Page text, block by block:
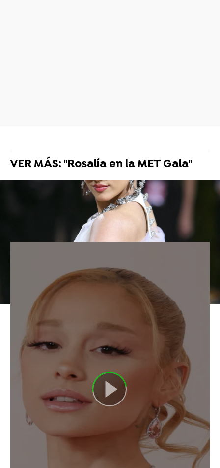
VER MÁS: "Rosalía en la MET Gala"
Ariana Grande explica por qué va
a desaparecer temporalmente
tras terminar su gira